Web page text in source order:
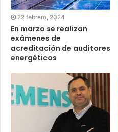
22 febrero, 2024
En marzo se realizan
exámenes de
acreditación de auditores
energéticos